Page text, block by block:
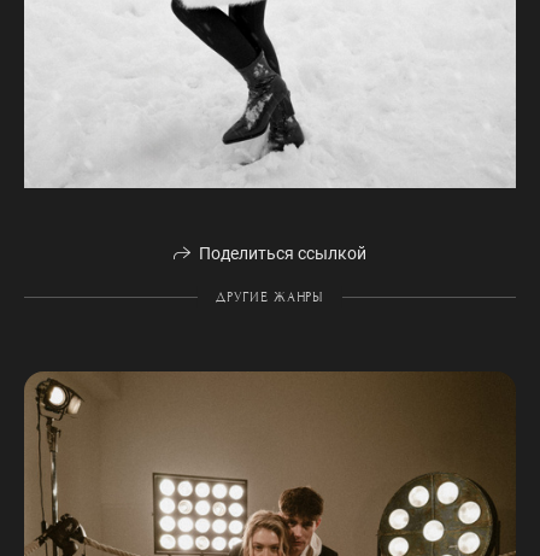
Поделиться ссылкой
ДРУГИЕ ЖАНРЫ